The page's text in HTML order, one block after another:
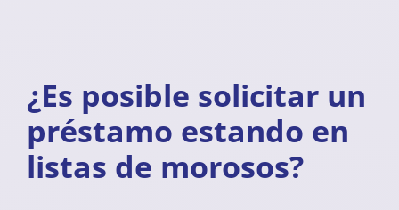
¿Es posible solicitar un
préstamo estando en
listas de morosos?